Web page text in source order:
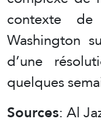
contexte
Washington
d’une
quelques
Sources: Al